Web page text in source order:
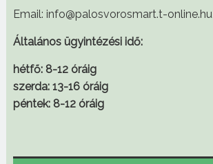
Email: info@palosvorosmart.t-online.hu
Általános ügyintézési idő:
hétfő: 8-12 óráig
szerda: 13-16 óráig
péntek: 8-12 óráig